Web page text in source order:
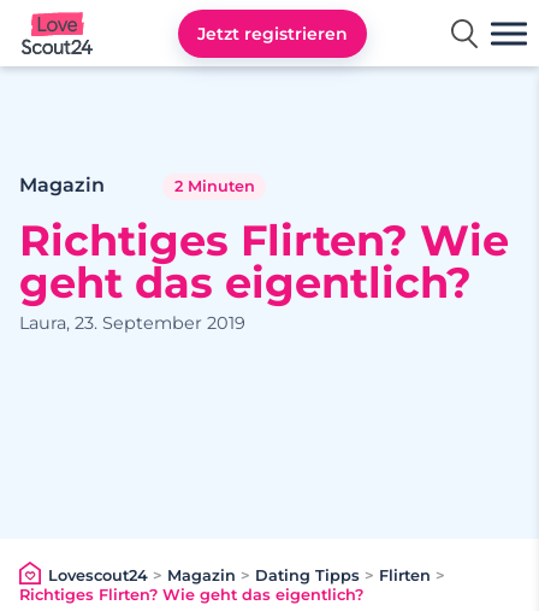
Lovescout24
Jetzt registrieren
Magazin 2 Minuten
Richtiges Flirten? Wie
geht das eigentlich?
Laura, 23. September 2019
Lovescout24> Magazin > Dating Tipps > Flirten >
Richtiges Flirten? Wie geht das eigentlich?